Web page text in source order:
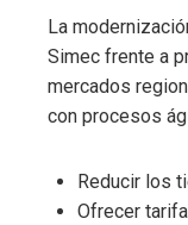
La
Simec frente a
mercados
con procesos
Reducir los
Ofrecer